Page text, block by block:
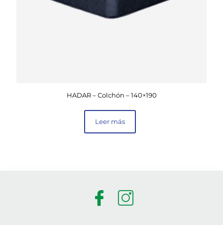
HADAR – Colchón – 140×190
Leer más